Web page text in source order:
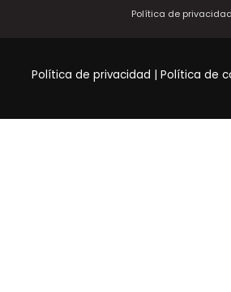
m m
Política de privacidad
Política de privacidad | Política de